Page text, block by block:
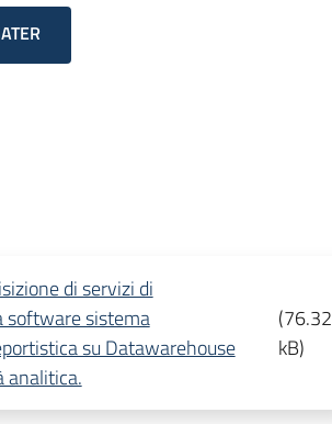
di servizi di
software sistema
su Datawarehouse
analitica.
(76.32
kB)